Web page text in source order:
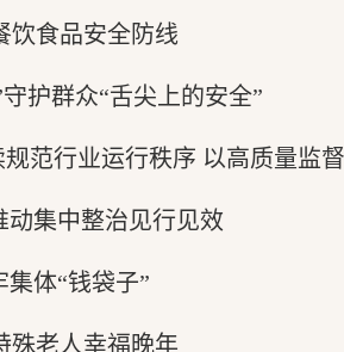
饮食品安全防线
护群众“舌尖上的安全”
范行业运行秩序 以高质量监
动集中整治见行见效
体“钱袋子”
殊老人幸福晚年